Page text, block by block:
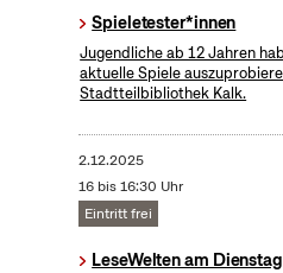
Spieletester*innen
Jugendliche ab 12 Jahren
aktuelle Spiele
Stadtteilbibliothek Kalk.
2.12.2025
16 bis 16:30 Uhr
Eintritt frei
LeseWelten am Dienstag